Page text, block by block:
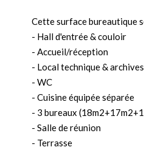
Cette surface bureautique
- Hall d'entrée & couloir
- Accueil/réception
- Local technique & archives
- WC
- Cuisine équipée séparée
- 3 bureaux
- Salle de réunion
- Terrasse